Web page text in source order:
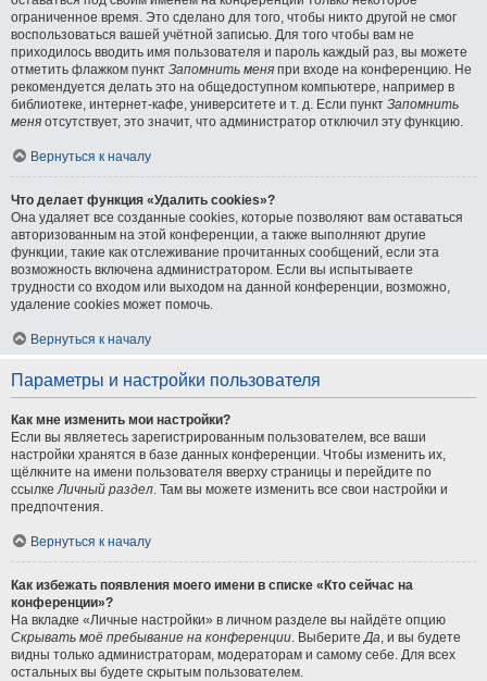
ограниченное время. Это сделано для того, чтобы никто другой не смог
воспользоваться вашей учётной записью. Для того чтобы вам не
приходилось вводить имя пользователя и пароль каждый раз, вы можете
отметить флажком пункт Запомнить меня при входе на конференцию. Не
рекомендуется делать это на общедоступном компьютере, например в
библиотеке, интернет-кафе, университете и т. д. Если пункт Запомнить
меня отсутствует, это значит, что администратор отключил эту функцию.
Вернуться к началу
Что делает функция «Удалить cookies»?
Она удаляет все созданные cookies, которые позволяют вам оставаться
авторизованным на этой конференции, а также выполняют другие
функции, такие как отслеживание прочитанных сообщений, если эта
возможность включена администратором. Если вы испытываете
трудности со входом или выходом на данной конференции, возможно,
удаление cookies может помочь.
Вернуться к началу
Параметры и настройки пользователя
Как мне изменить мои настройки?
Если вы являетесь зарегистрированным пользователем, все ваши
настройки хранятся в базе данных конференции. Чтобы изменить их,
щёлкните на имени пользователя вверху страницы и перейдите по
ссылке Личный раздел . Там вы можете изменить все свои настройки и
предпочтения.
Вернуться к началу
Как избежать появления моего имени в списке «Кто сейчас на
конференции»?
На вкладке «Личные настройки» в личном разделе вы найдёте опцию
Скрывать моё пребывание на конференции . Выберите Да , и вы будете
видны только администраторам, модераторам и самому себе. Для всех
остальных вы будете скрытым пользователем.